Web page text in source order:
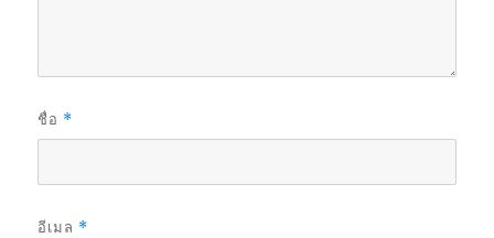
ชื่อ *
อีเมล *